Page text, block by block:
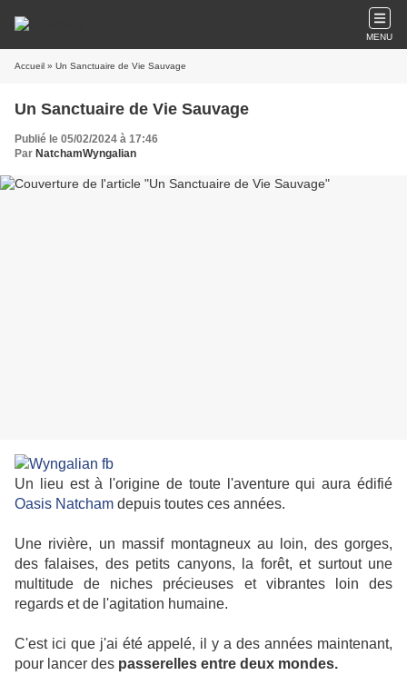
MENU
Accueil » Un Sanctuaire de Vie Sauvage
Un Sanctuaire de Vie Sauvage
Publié le 05/02/2024 à 17:46
Par NatchamWyngalian
Un lieu est à l'origine de toute l'aventure qui aura édifié
Oasis Natcham depuis toutes ces années.
Une rivière, un massif montagneux au loin, des gorges,
des falaises, des petits canyons, la forêt, et surtout une
multitude de niches précieuses et vibrantes loin des
regards et de l'agitation humaine.
C'est ici que j'ai été appelé, il y a des années maintenant,
pour lancer des passerelles entre deux mondes.